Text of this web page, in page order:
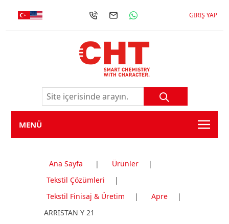
GIRIŞ YAP
MENÜ
Ana Sayfa | Ürünler
|
Tekstil Çözümleri
|
Tekstil Finisaj & Üretim
| Apre
|
ARRISTAN Y 21